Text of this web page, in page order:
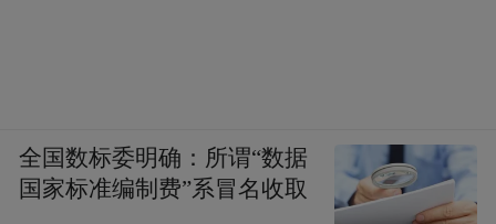
全国数标委明确：所谓“数据
国家标准编制费”系冒名收取